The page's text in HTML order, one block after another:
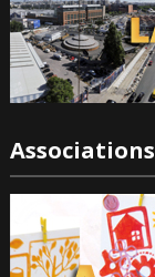
Associations